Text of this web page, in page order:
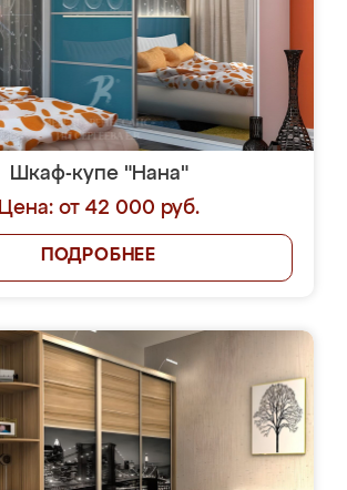
Шкаф-купе "Нана"
Цена: от 42 000 руб.
ПОДРОБНЕЕ